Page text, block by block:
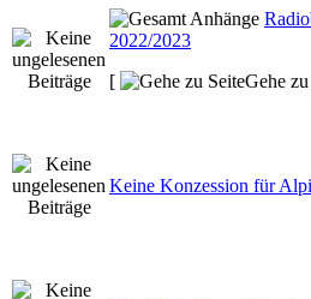
2022/2023
[
Gehe
Keine Konzession für